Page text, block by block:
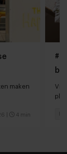
maken
4 min